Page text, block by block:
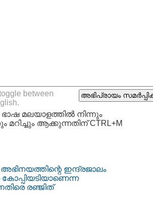
between
മലയാളത്തില്‍ നിന്നും
മറിച്ചും ആക്കുന്നതിന് CTRL+M
അഭിനയത്തിന്റെ ഇന്ദ്രജാലം
രഞ്ജിത്